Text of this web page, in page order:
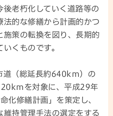
老朽化していく道路等の
的な修繕から計画的かつ
施策の転換を図り、長期的
くものです。
道（総延長約640km）の
を対象に、平成29年
化修繕計画」を策定し、
維持管理手法の選定をする